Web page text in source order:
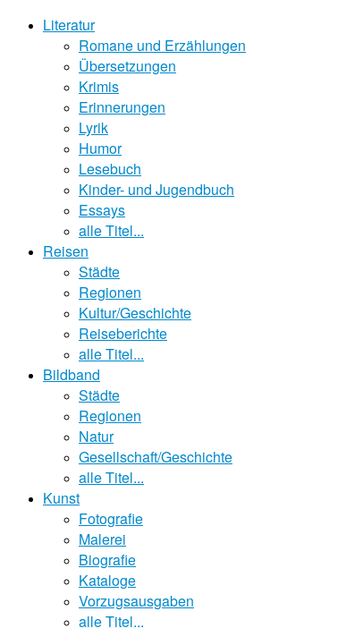
Literatur
Romane und Erzählungen
Übersetzungen
Krimis
Erinnerungen
Lyrik
Humor
Lesebuch
Kinder- und Jugendbuch
Essays
alle Titel...
Reisen
Städte
Regionen
Kultur/Geschichte
Reiseberichte
alle Titel...
Bildband
Städte
Regionen
Natur
Gesellschaft/Geschichte
alle Titel...
Kunst
Fotografie
Malerei
Biografie
Kataloge
Vorzugsausgaben
alle Titel...